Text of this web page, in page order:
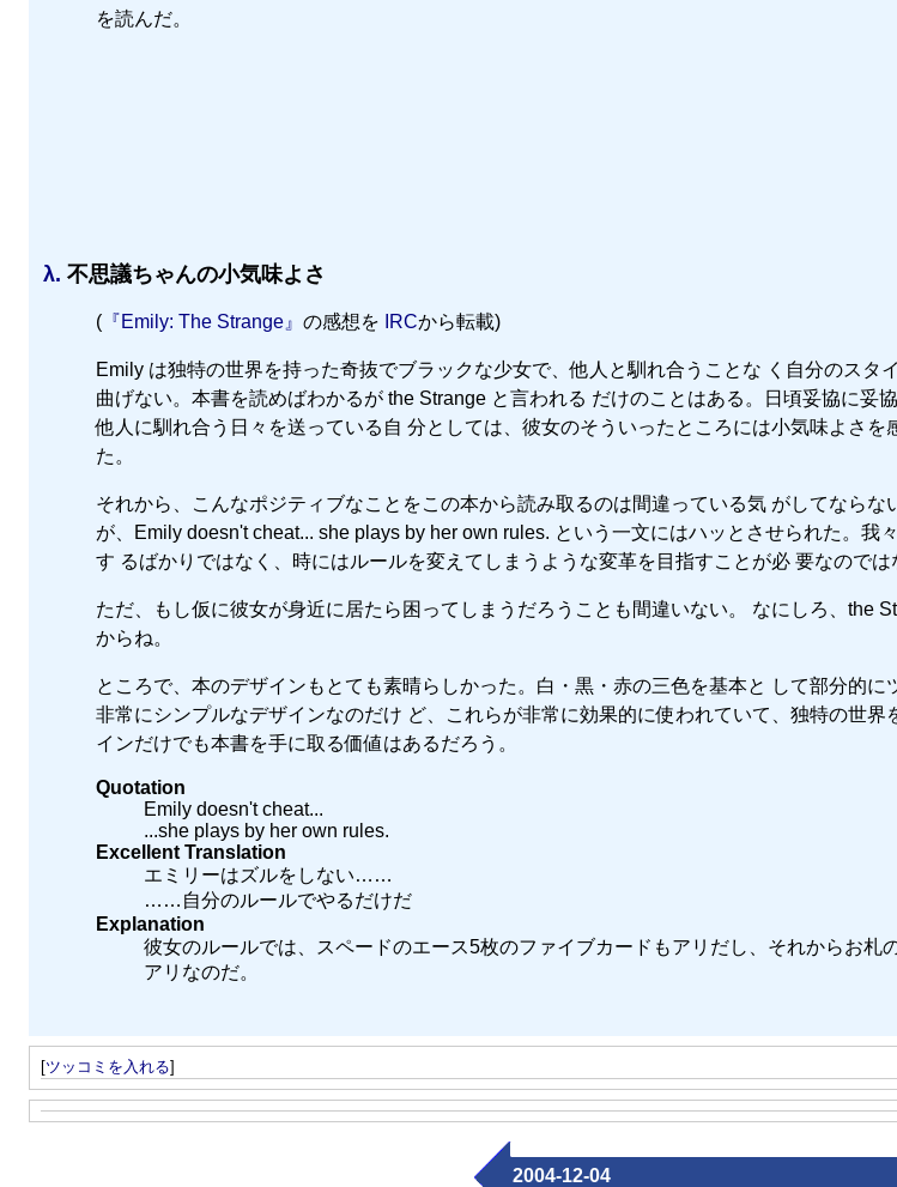
を読んだ。
λ. 不思議ちゃんの小気味よさ
(『Emily: The Strange』 の感想を IRCから転載)
Emily は独特の世界を持った奇抜でブラックな少女で、他人と馴れ合うことな く自分のスタ
曲げない。本書を読めばわかるが the Strange と言われる だけのことはある。日頃妥協に妥
他人に馴れ合う日々を送っている自 分としては、彼女のそういったところには小気味よさを
た。
それから、こんなポジティブなことをこの本から読み取るのは間違っている気 がしてならな
が、Emily doesn't cheat... she plays by her own rules. という一文にはハッとさせられた。我
す るばかりではなく、時にはルールを変えてしまうような変革を目指すことが必 要なのでは
ただ、もし仮に彼女が身近に居たら困ってしまうだろうことも間違いない。 なにしろ、the
からね。
ところで、本のデザインもとても素晴らしかった。白・黒・赤の三色を基本と して部分的に
非常にシンプルなデザインなのだけ ど、これらが非常に効果的に使われていて、独特の世界
インだけでも本書を手に取る価値はあるだろう。
Quotation
Emily doesn't cheat...
...she plays by her own rules.
Excellent Translation
エミリーはズルをしない……
……自分のルールでやるだけだ
Explanation
彼女のルールでは、スペードのエース5枚のファイブカードもアリだし、それからお札
アリなのだ。
[ツッコミを入れる]
2004-12-04